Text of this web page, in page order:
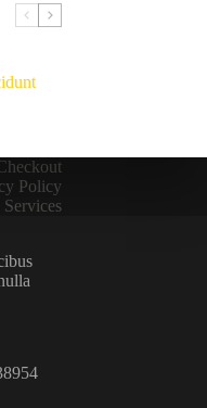
Policy
Services